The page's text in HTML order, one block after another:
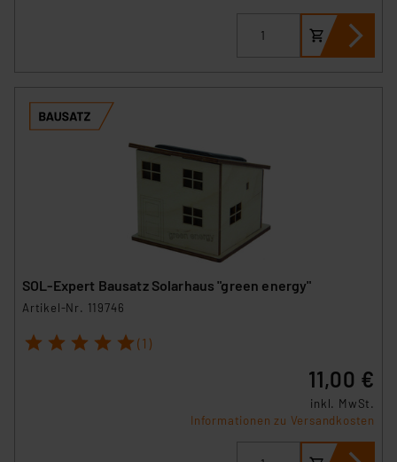
SOL-Expert Bausatz Solarhaus "green energy"
Artikel-Nr. 119746
1 2 3 4 5 (1)
11,00 €
inkl. MwSt.
Informationen zu Versandkosten